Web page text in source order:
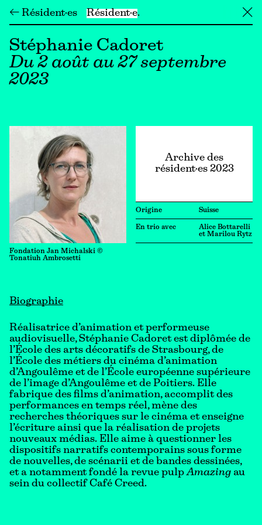
← Résident·es Résident·e ╳
Stéphanie Cadoret
Du 2 août au 27 septembre
2023
Fondation Jan Michalski ©
Tonatiuh Ambrosetti
Archive des
résident·es 2023
Origine Suisse
En trio avec
Alice Bottarelli
et Marilou Rytz
Biographie
Réalisatrice d’animation et performeuse
audiovisuelle, Stéphanie Cadoret est diplômée de
l’École des arts décoratifs de Strasbourg, de
l’École des métiers du cinéma d’animation
d’Angoulême et de l’École européenne supérieure
de l’image d’Angoulême et de Poitiers. Elle
fabrique des films d’animation, accomplit des
performances en temps réel, mène des
recherches théoriques sur le cinéma et enseigne
l’écriture ainsi que la réalisation de projets
nouveaux médias. Elle aime à questionner les
dispositifs narratifs contemporains sous forme
de nouvelles, de scénarii et de bandes dessinées,
et a notamment fondé la revue pulpAmazing au
sein du collectif Café Creed.